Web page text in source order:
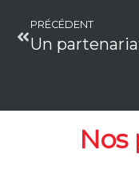
PRÉCÉDENT
Nos